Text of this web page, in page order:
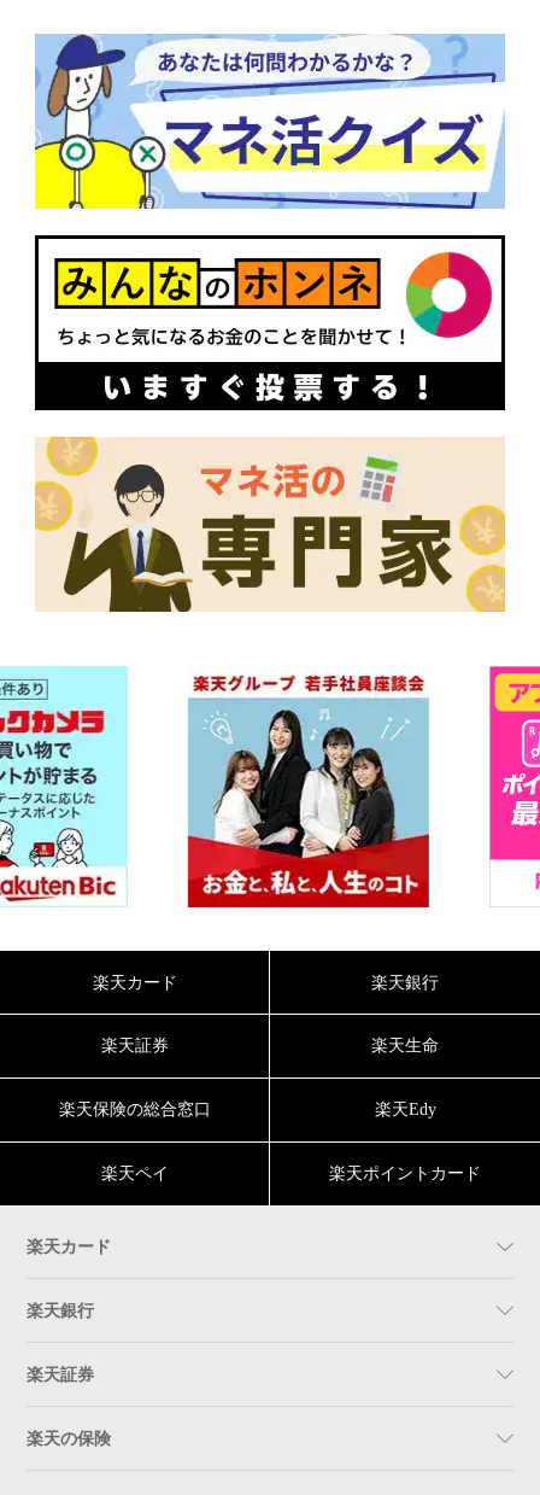
楽天カード 楽天銀行
楽天証券 楽天生命
楽天保険の総合窓口 楽天Edy
楽天ペイ 楽天ポイントカード
楽天カード
楽天銀行
楽天証券
楽天の保険